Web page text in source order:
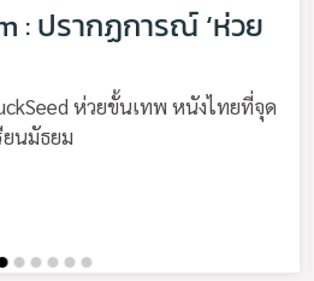
: ปรากฏการณ์ ‘ห่วย
ห่วยขั้นเทพ หนังไทยที่จุด
ยนมัธยม